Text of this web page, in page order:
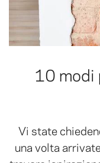
10 modi
Vi state
una volta